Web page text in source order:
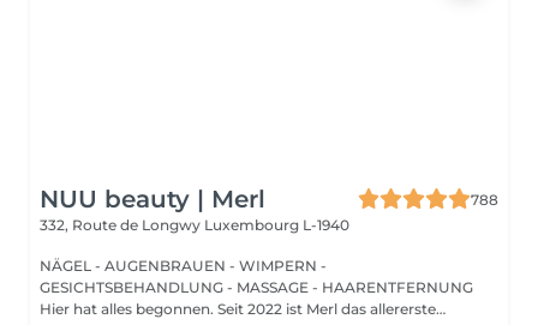
NUU beauty | Merl
788
332, Route de Longwy Luxembourg L-1940
NÄGEL - AUGENBRAUEN - WIMPERN -
GESICHTSBEHANDLUNG - MASSAGE - HAARENTFERNUNG
Hier hat alles begonnen. Seit 2022 ist Merl das allererste